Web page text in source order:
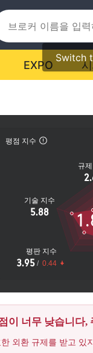
Switch
EXPO
평점 지수
규
기술 지수
5.88
평판 지수
3.95 / 0.44
이 너무 낮습니다,
외환 규제를 받고 있